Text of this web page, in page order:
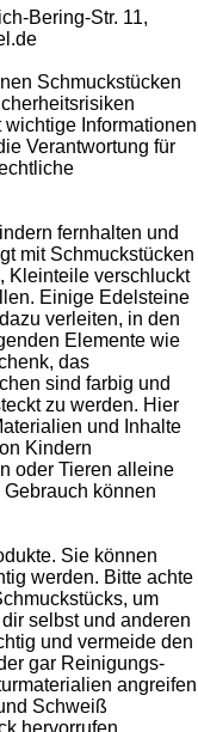
Bering-Str. 11,
Schmuckstücken
Informationen
Verantwortung für
fernhalten und
mit Schmuckstücken
Kleinteile verschluckt
Einige Edelsteine
verleiten, in den
Elemente wie
das
sind farbig und
zu werden. Hier
und Inhalte
Kindern
oder Tieren alleine
können
Sie können
werden. Bitte achte
um
selbst und anderen
und vermeide den
gar Reinigungs-
angreifen
Schweiß
hervorrufen.